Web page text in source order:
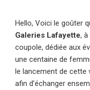
Hello, Voici le goûter
Galeries Lafayette, à
coupole, dédiée aux
une centaine de
le lancement de cette
afin d’échanger